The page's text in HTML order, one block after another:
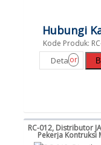
Hubungi
Kode Produk:
Detailor
RC-012, Distributor
Pekerja Kontruksi